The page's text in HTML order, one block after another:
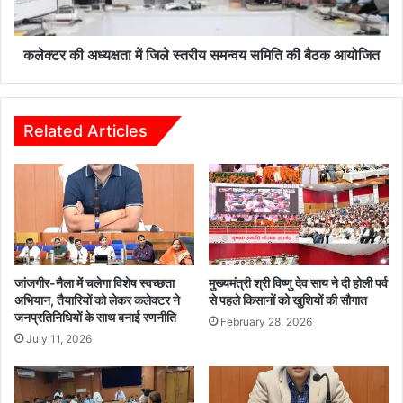
च
में
क्ष
ता
य
स
स
मि
ति
की
बै
ठ
आ
कलेक्टर की अध्यक्षता में जिले स्तरीय समन्वय समिति की बैठक आयोजित
Related Articles
जांजगीर-नैला में चलेगा विशेष स्वच्छता
अभियान, तैयारियों को लेकर कलेक्टर ने
जनप्रतिनिधियों के साथ बनाई रणनीति
July 11, 2026
मुख्यमंत्री श्री विष्णु देव साय ने दी होली पर्व
से पहले किसानों को खुशियों की सौगात
February 28, 2026